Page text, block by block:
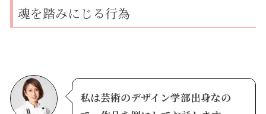
魂を踏みにじる行為
私は芸術のデザイン学部出身なの